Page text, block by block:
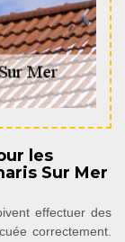
les
Sur Mer
effectuer des
correctement.